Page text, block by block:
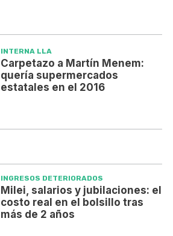
INTERNA LLA
Carpetazo a Martín Menem:
quería supermercados
estatales en el 2016
INGRESOS DETERIORADOS
Milei, salarios y jubilaciones: el
costo real en el bolsillo tras
más de 2 años